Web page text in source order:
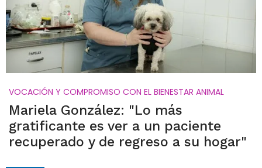
VOCACIÓN Y COMPROMISO CON EL BIENESTAR ANIMAL
Mariela González: "Lo más
gratificante es ver a un paciente
recuperado y de regreso a su hogar"